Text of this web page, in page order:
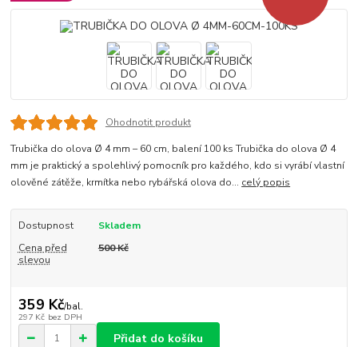
Ohodnotit produkt
Trubička do olova Ø 4 mm – 60 cm, balení 100 ks Trubička do olova Ø 4
mm je praktický a spolehlivý pomocník pro každého, kdo si vyrábí vlastní
olověné zátěže, krmítka nebo rybářská olova do... celý popis
Dostupnost
Skladem
Cena před
slevou
500 Kč
359 Kč/bal.
297 Kč bez DPH
Přidat do košíku